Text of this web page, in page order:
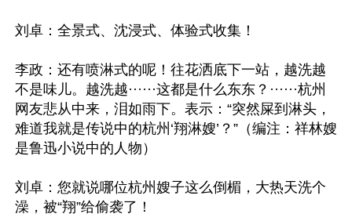
刘卓：全景式、沈浸式、体验式收集！
李政：还有喷淋式的呢！往花洒底下一站，越洗越
不是味儿。越洗越······这都是什么东东？······杭州
网友悲从中来，泪如雨下。表示：“突然屎到淋头，
难道我就是传说中的杭州‘翔淋嫂’？”（编注：祥林嫂
是鲁迅小说中的人物）
刘卓：您就说哪位杭州嫂子这么倒楣，大热天洗个
澡，被“翔”给偷袭了！